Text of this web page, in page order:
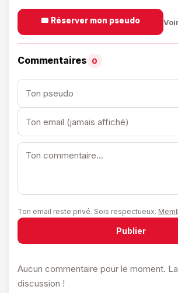
🎟️ Réserver mon pseudo
Commentaires 0
Ton email reste privé. Sois respectueux.
Publier
Aucun commentaire pour le moment.
discussion !